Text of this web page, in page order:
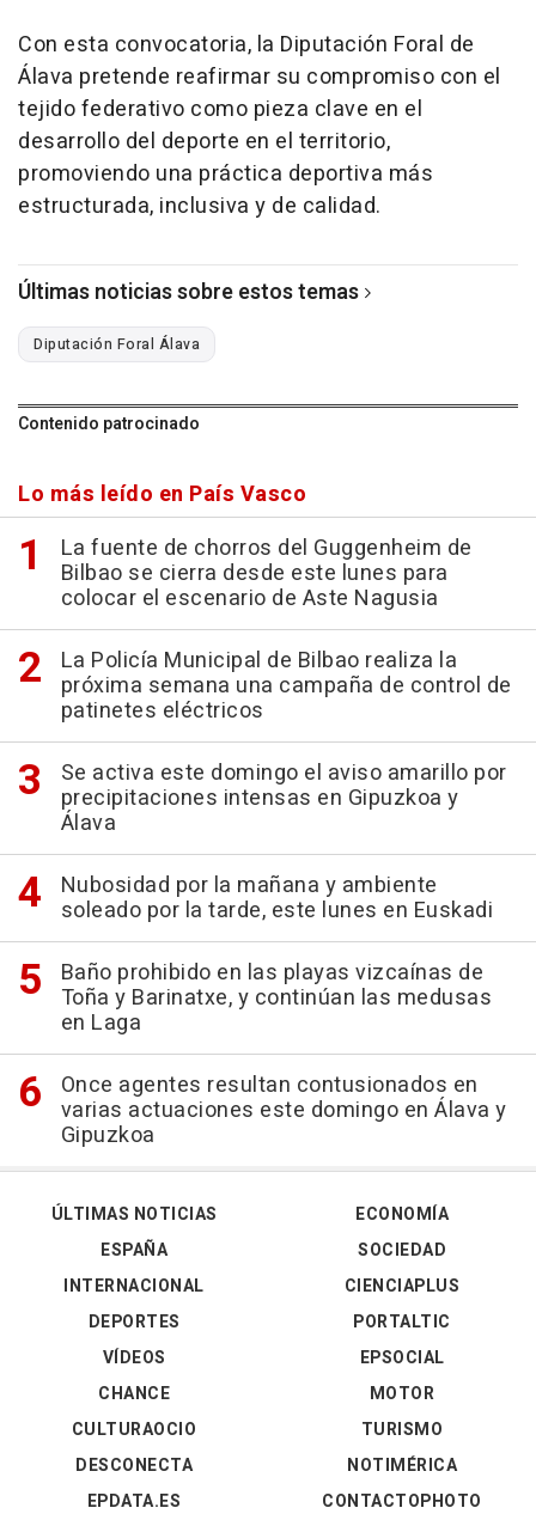
Con esta convocatoria, la Diputación Foral de
Álava pretende reafirmar su compromiso con el
tejido federativo como pieza clave en el
desarrollo del deporte en el territorio,
promoviendo una práctica deportiva más
estructurada, inclusiva y de calidad.
Últimas noticias sobre estos temas
Diputación Foral Álava
Contenido patrocinado
Lo más leído en País Vasco
La fuente de chorros del Guggenheim de
Bilbao se cierra desde este lunes para
colocar el escenario de Aste Nagusia
La Policía Municipal de Bilbao realiza la
próxima semana una campaña de control de
patinetes eléctricos
Se activa este domingo el aviso amarillo por
precipitaciones intensas en Gipuzkoa y
Álava
Nubosidad por la mañana y ambiente
soleado por la tarde, este lunes en Euskadi
Baño prohibido en las playas vizcaínas de
Toña y Barinatxe, y continúan las medusas
en Laga
Once agentes resultan contusionados en
varias actuaciones este domingo en Álava y
Gipuzkoa
ÚLTIMAS NOTICIAS
ESPAÑA
INTERNACIONAL
DEPORTES
VÍDEOS
ECONOMÍA
SOCIEDAD
CIENCIAPLUS
PORTALTIC
EPSOCIAL
CHANCE
CULTURAOCIO
DESCONECTA
EPDATA.ES
MOTOR
TURISMO
NOTIMÉRICA
CONTACTOPHOTO